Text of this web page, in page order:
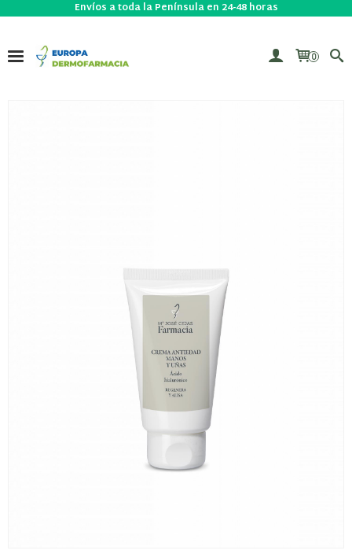
Envíos a toda la Península en 24-48 horas
0